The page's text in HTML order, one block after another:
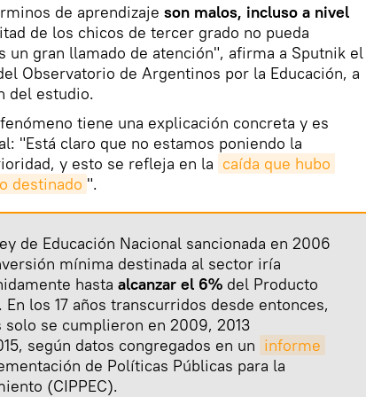
de aprendizaje son malos, incluso a nivel
de los chicos de tercer grado no pueda
un gran llamado de atención", afirma a Sputnik el
Observatorio de Argentinos por la Educación, a
del estudio.
tiene una explicación concreta y es
"Está claro que no estamos poniendo la
y esto se refleja en la caída que hubo
destinado ".
de Educación Nacional sancionada en 2006
mínima destinada al sector iría
hasta alcanzar el 6% del Producto
los 17 años transcurridos desde entonces,
se cumplieron en 2009, 2013
según datos congregados en un informe
de Políticas Públicas para la
(CIPPEC).